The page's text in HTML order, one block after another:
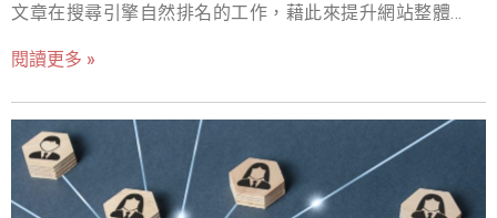
文章在搜尋引擎自然排名的工作，藉此來提升網站整體流
多生意。 簡單來說，假設企業是販售升降桌的網路店家，
當你的核心受眾在搜尋引擎上輸入「升降桌推薦」、「升
降桌哪裡買」等字詞，搜尋結果出來沒有你的品牌，那麼
可以說SEO做得不夠好，假設把SEO做好，那麼就有機會出
閱讀更多 »